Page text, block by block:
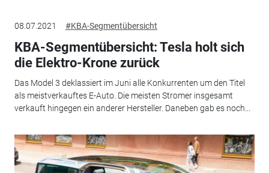
08.07.2021 #KBA-Segmentübersicht
KBA-Segmentübersicht: Tesla holt sich
die Elektro-Krone zurück
Das Model 3 deklassiert im Juni alle Konkurrenten um den Titel
als meistverkauftes E-Auto. Die meisten Stromer insgesamt
verkauft hingegen ein anderer Hersteller. Daneben gab es noch...